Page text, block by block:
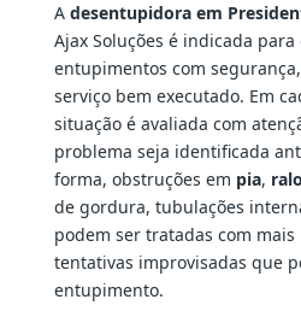
A desentupidora em
Ajax Soluções é indicada
entupimentos com
serviço bem executado. Em
situação é avaliada com
problema seja identificada
forma, obstruções em pia, ralo
de gordura, tubulações
podem ser tratadas com
tentativas improvisadas que
entupimento.